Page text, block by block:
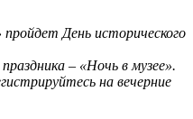
День исторического
– «Ночь в музее».
на вечерние